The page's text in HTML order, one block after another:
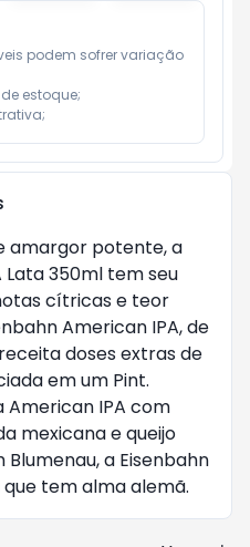
podem sofrer variação
estoque;
amargor potente, a
Lata 350ml tem seu
cítricas e teor
American IPA, de
doses extras de
em um Pint.
American IPA com
mexicana e queijo
a Eisenbahn
tem alma alemã.